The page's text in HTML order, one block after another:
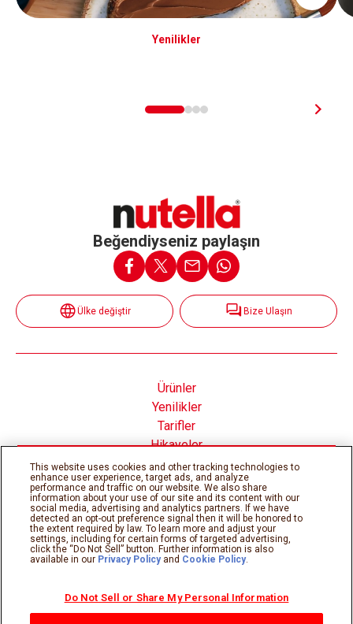
Yenilikler
Beğendiyseniz paylaşın
Ülke değiştir Bize Ulaşın
Ürünler
Yenilikler
Tarifler
Hikayeler
Nutella® nın İçinde
Çerez Politikası
Gizlilik Politikası
Teknik gereksinimler
Kullanım şartları
Sitemap
This website uses cookies and other tracking technologies to
enhance user experience, target ads, and analyze
performance and traffic on our website. We also share
information about your use of our site and its content with our
social media, advertising and analytics partners. If we have
detected an opt-out preference signal then it will be honored to
the extent required by law. To learn more and adjust your
settings, including for certain forms of targeted advertising,
click the “Do Not Sell” button. Further information is also
available in our Privacy Policyand Cookie Policy.
Do Not Sell or Share My Personal Information